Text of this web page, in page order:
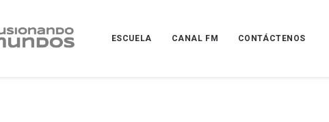
ESCUELA CANAL FM CONTÁCTENOS